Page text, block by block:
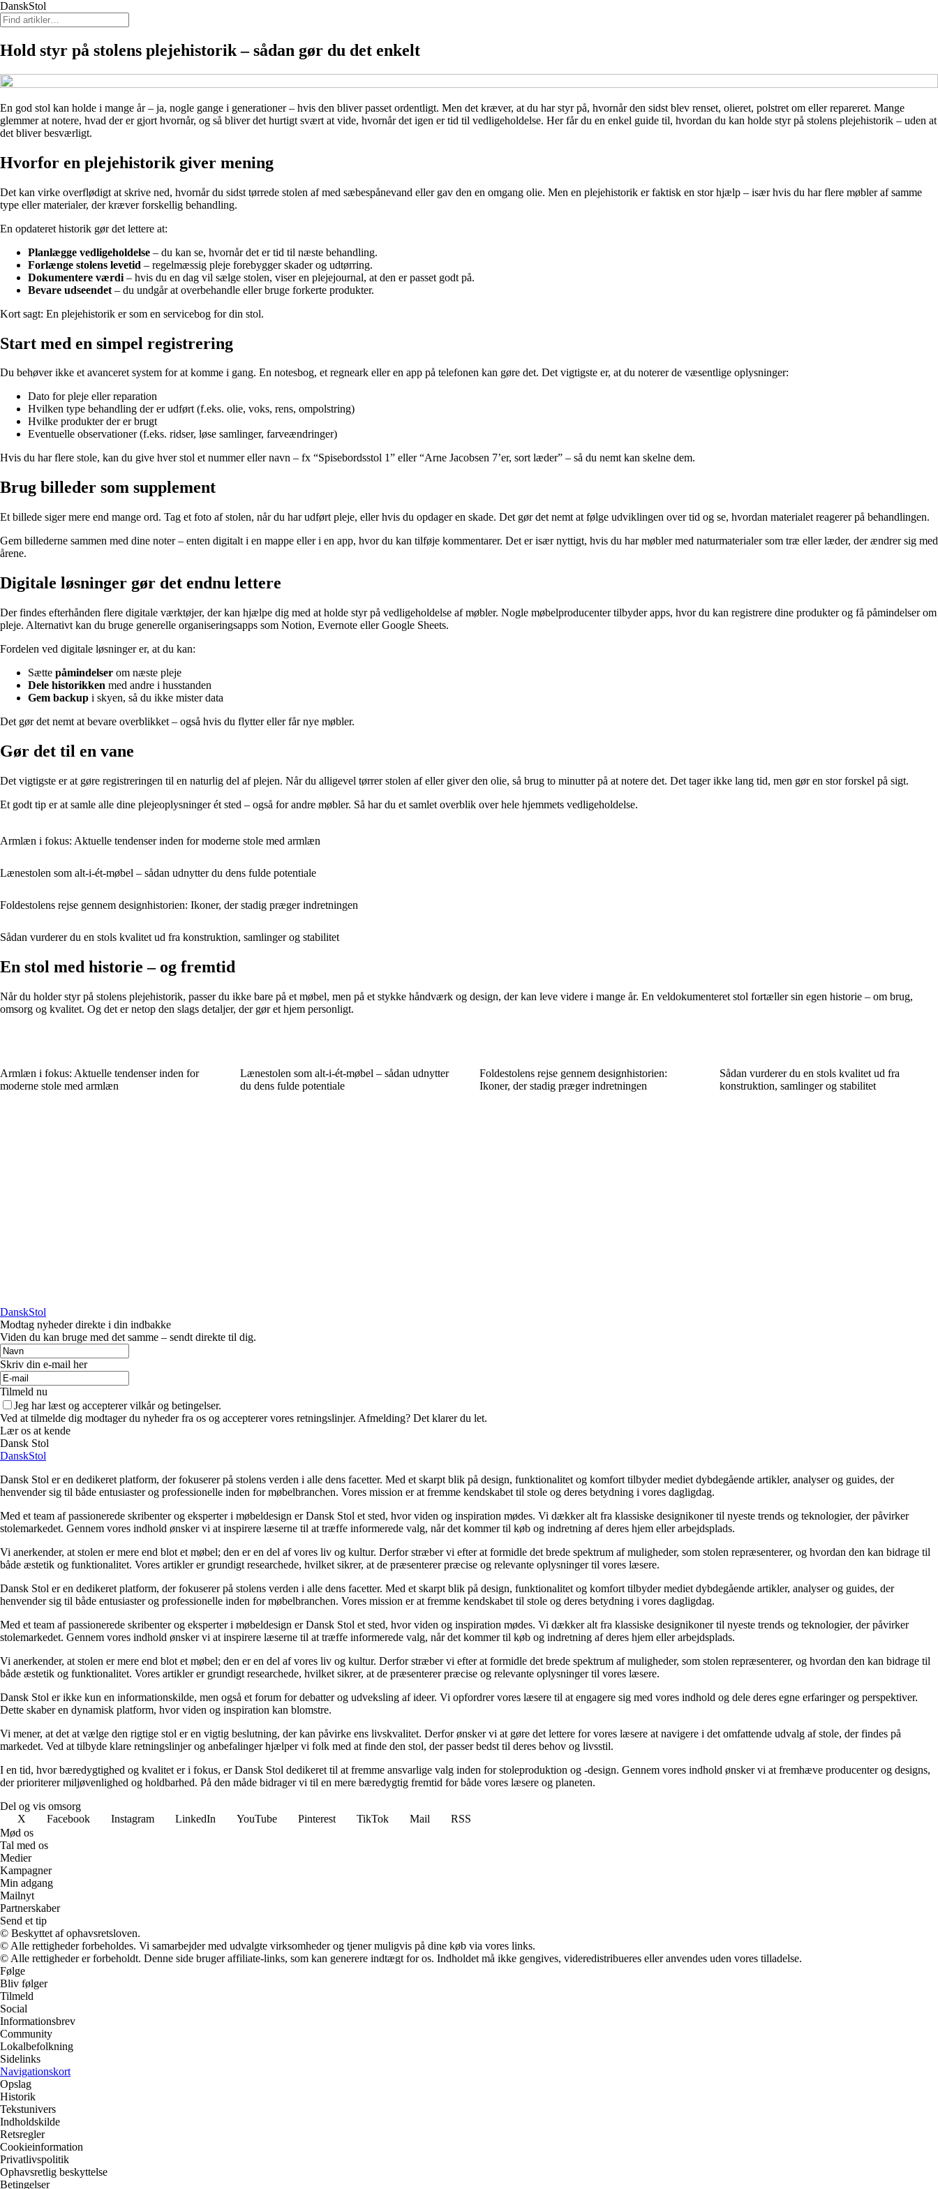
DanskStol
Hold styr på stolens plejehistorik – sådan gør du det enkelt
En god stol kan holde i mange år – ja, nogle gange i generationer – hvis den bliver passet ordentligt. Men det kræver, at du har styr på, hvornår den sidst blev renset, olieret, polstret om eller repareret. Mange
glemmer at notere, hvad der er gjort hvornår, og så bliver det hurtigt svært at vide, hvornår det igen er tid til vedligeholdelse. Her får du en enkel guide til, hvordan du kan holde styr på stolens plejehistorik – uden at
det bliver besværligt.
Hvorfor en plejehistorik giver mening
Det kan virke overflødigt at skrive ned, hvornår du sidst tørrede stolen af med sæbespånevand eller gav den en omgang olie. Men en plejehistorik er faktisk en stor hjælp – især hvis du har flere møbler af samme
type eller materialer, der kræver forskellig behandling.
En opdateret historik gør det lettere at:
Planlægge vedligeholdelse – du kan se, hvornår det er tid til næste behandling.
Forlænge stolens levetid – regelmæssig pleje forebygger skader og udtørring.
Dokumentere værdi – hvis du en dag vil sælge stolen, viser en plejejournal, at den er passet godt på.
Bevare udseendet – du undgår at overbehandle eller bruge forkerte produkter.
Kort sagt: En plejehistorik er som en servicebog for din stol.
Start med en simpel registrering
Du behøver ikke et avanceret system for at komme i gang. En notesbog, et regneark eller en app på telefonen kan gøre det. Det vigtigste er, at du noterer de væsentlige oplysninger:
Dato for pleje eller reparation
Hvilken type behandling der er udført (f.eks. olie, voks, rens, ompolstring)
Hvilke produkter der er brugt
Eventuelle observationer (f.eks. ridser, løse samlinger, farveændringer)
Hvis du har flere stole, kan du give hver stol et nummer eller navn – fx “Spisebordsstol 1” eller “Arne Jacobsen 7’er, sort læder” – så du nemt kan skelne dem.
Brug billeder som supplement
Et billede siger mere end mange ord. Tag et foto af stolen, når du har udført pleje, eller hvis du opdager en skade. Det gør det nemt at følge udviklingen over tid og se, hvordan materialet reagerer på behandlingen.
Gem billederne sammen med dine noter – enten digitalt i en mappe eller i en app, hvor du kan tilføje kommentarer. Det er især nyttigt, hvis du har møbler med naturmaterialer som træ eller læder, der ændrer sig med
årene.
Digitale løsninger gør det endnu lettere
Der findes efterhånden flere digitale værktøjer, der kan hjælpe dig med at holde styr på vedligeholdelse af møbler. Nogle møbelproducenter tilbyder apps, hvor du kan registrere dine produkter og få påmindelser om
pleje. Alternativt kan du bruge generelle organiseringsapps som Notion, Evernote eller Google Sheets.
Fordelen ved digitale løsninger er, at du kan:
Sætte påmindelser om næste pleje
Dele historikken med andre i husstanden
Gem backup i skyen, så du ikke mister data
Det gør det nemt at bevare overblikket – også hvis du flytter eller får nye møbler.
Gør det til en vane
Det vigtigste er at gøre registreringen til en naturlig del af plejen. Når du alligevel tørrer stolen af eller giver den olie, så brug to minutter på at notere det. Det tager ikke lang tid, men gør en stor forskel på sigt.
Et godt tip er at samle alle dine plejeoplysninger ét sted – også for andre møbler. Så har du et samlet overblik over hele hjemmets vedligeholdelse.
Armlæn i fokus: Aktuelle tendenser inden for moderne stole med armlæn
Lænestolen som alt-i-ét-møbel – sådan udnytter du dens fulde potentiale
Foldestolens rejse gennem designhistorien: Ikoner, der stadig præger indretningen
Sådan vurderer du en stols kvalitet ud fra konstruktion, samlinger og stabilitet
En stol med historie – og fremtid
Når du holder styr på stolens plejehistorik, passer du ikke bare på et møbel, men på et stykke håndværk og design, der kan leve videre i mange år. En veldokumenteret stol fortæller sin egen historie – om brug,
omsorg og kvalitet. Og det er netop den slags detaljer, der gør et hjem personligt.
Armlæn i fokus: Aktuelle tendenser inden for
moderne stole med armlæn
Lænestolen som alt-i-ét-møbel – sådan udnytter
du dens fulde potentiale
Foldestolens rejse gennem designhistorien:
Ikoner, der stadig præger indretningen
Sådan vurderer du en stols kvalitet ud fra
konstruktion, samlinger og stabilitet
DanskStol
Modtag nyheder direkte i din indbakke
Viden du kan bruge med det samme – sendt direkte til dig.
Skriv din e-mail her
Tilmeld nu
Jeg har læst og accepterer vilkår og betingelser.
Ved at tilmelde dig modtager du nyheder fra os og accepterer vores retningslinjer. Afmelding? Det klarer du let.
Lær os at kende
Dansk Stol
DanskStol
Dansk Stol er en dedikeret platform, der fokuserer på stolens verden i alle dens facetter. Med et skarpt blik på design, funktionalitet og komfort tilbyder mediet dybdegående artikler, analyser og guides, der
henvender sig til både entusiaster og professionelle inden for møbelbranchen. Vores mission er at fremme kendskabet til stole og deres betydning i vores dagligdag.
Med et team af passionerede skribenter og eksperter i møbeldesign er Dansk Stol et sted, hvor viden og inspiration mødes. Vi dækker alt fra klassiske designikoner til nyeste trends og teknologier, der påvirker
stolemarkedet. Gennem vores indhold ønsker vi at inspirere læserne til at træffe informerede valg, når det kommer til køb og indretning af deres hjem eller arbejdsplads.
Vi anerkender, at stolen er mere end blot et møbel; den er en del af vores liv og kultur. Derfor stræber vi efter at formidle det brede spektrum af muligheder, som stolen repræsenterer, og hvordan den kan bidrage til
både æstetik og funktionalitet. Vores artikler er grundigt researchede, hvilket sikrer, at de præsenterer præcise og relevante oplysninger til vores læsere.
Dansk Stol er en dedikeret platform, der fokuserer på stolens verden i alle dens facetter. Med et skarpt blik på design, funktionalitet og komfort tilbyder mediet dybdegående artikler, analyser og guides, der
henvender sig til både entusiaster og professionelle inden for møbelbranchen. Vores mission er at fremme kendskabet til stole og deres betydning i vores dagligdag.
Med et team af passionerede skribenter og eksperter i møbeldesign er Dansk Stol et sted, hvor viden og inspiration mødes. Vi dækker alt fra klassiske designikoner til nyeste trends og teknologier, der påvirker
stolemarkedet. Gennem vores indhold ønsker vi at inspirere læserne til at træffe informerede valg, når det kommer til køb og indretning af deres hjem eller arbejdsplads.
Vi anerkender, at stolen er mere end blot et møbel; den er en del af vores liv og kultur. Derfor stræber vi efter at formidle det brede spektrum af muligheder, som stolen repræsenterer, og hvordan den kan bidrage til
både æstetik og funktionalitet. Vores artikler er grundigt researchede, hvilket sikrer, at de præsenterer præcise og relevante oplysninger til vores læsere.
Dansk Stol er ikke kun en informationskilde, men også et forum for debatter og udveksling af ideer. Vi opfordrer vores læsere til at engagere sig med vores indhold og dele deres egne erfaringer og perspektiver.
Dette skaber en dynamisk platform, hvor viden og inspiration kan blomstre.
Vi mener, at det at vælge den rigtige stol er en vigtig beslutning, der kan påvirke ens livskvalitet. Derfor ønsker vi at gøre det lettere for vores læsere at navigere i det omfattende udvalg af stole, der findes på
markedet. Ved at tilbyde klare retningslinjer og anbefalinger hjælper vi folk med at finde den stol, der passer bedst til deres behov og livsstil.
I en tid, hvor bæredygtighed og kvalitet er i fokus, er Dansk Stol dedikeret til at fremme ansvarlige valg inden for stoleproduktion og -design. Gennem vores indhold ønsker vi at fremhæve producenter og designs,
der prioriterer miljøvenlighed og holdbarhed. På den måde bidrager vi til en mere bæredygtig fremtid for både vores læsere og planeten.
Del og vis omsorg
X
Facebook Instagram LinkedIn YouTube Pinterest TikTok Mail
RSS
Mød os
Tal med os
Medier
Kampagner
Min adgang
Mailnyt
Partnerskaber
Send et tip
© Beskyttet af ophavsretsloven.
© Alle rettigheder forbeholdes. Vi samarbejder med udvalgte virksomheder og tjener muligvis på dine køb via vores links.
© Alle rettigheder er forbeholdt. Denne side bruger affiliate-links, som kan generere indtægt for os. Indholdet må ikke gengives, videredistribueres eller anvendes uden vores tilladelse.
Følge
Bliv følger
Tilmeld
Social
Informationsbrev
Community
Lokalbefolkning
Sidelinks
Navigationskort
Opslag
Historik
Tekstunivers
Indholdskilde
Retsregler
Cookieinformation
Privatlivspolitik
Ophavsretlig beskyttelse
Betingelser